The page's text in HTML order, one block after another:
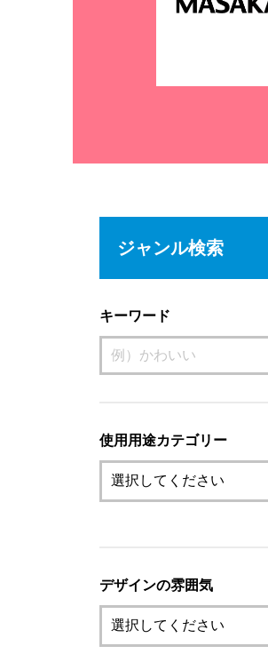
ジャンル検索
キーワード
使用用途カテゴリー
デザインの雰囲気